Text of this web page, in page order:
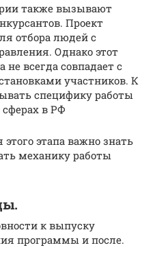
также вызывают
Проект
отбора людей с
Однако этот
всегда совпадает с
участников. К
специфику работы
в РФ
этапа важно знать
механику работы
к выпуску
программы и после.